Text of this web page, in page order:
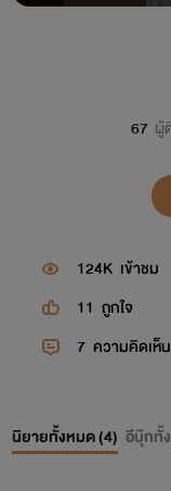
67 ผู้
124K เข้าชม
11 ถูกใจ
7 ความคิดเห็น
นิยายทั้งหมด (4) อีบุ๊กทั้